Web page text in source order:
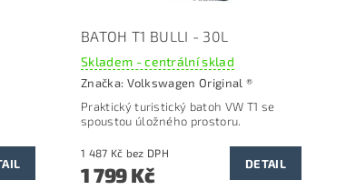
BATOH T1 BULLI - 30L
Skladem - centrální sklad
Značka: Volkswagen Original ®
Praktický turistický batoh VW T1 se
spoustou úložného prostoru.
1 487 Kč bez DPH
1 799 Kč DETAIL